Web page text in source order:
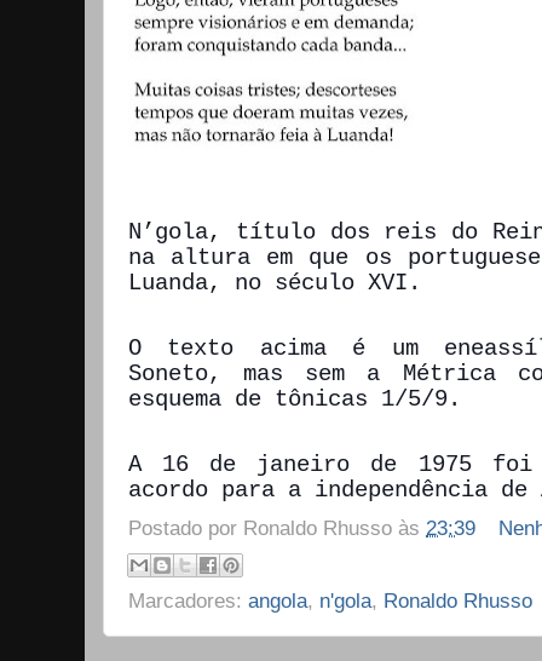
N’gola, título dos reis do
na altura em que os
Luanda, no século XVI.
O texto acima é um
Soneto, mas sem a Métrica
esquema de tônicas 1/5/9.
A 16 de janeiro de 1975 foi
acordo para a independência de
Postado por Ronaldo Rhusso às 23:39
Marcadores: angola, n'gola, Ronaldo Rhusso